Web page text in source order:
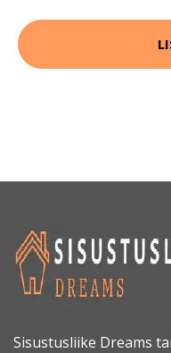
Sisustusliike Dreams